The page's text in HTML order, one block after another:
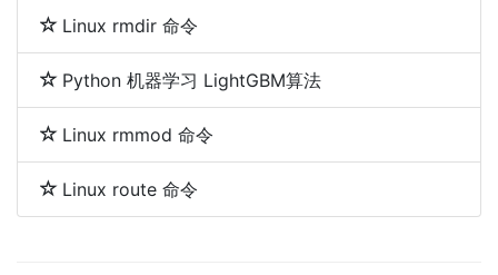
Linux rmdir 命令
Python 机器学习 LightGBM算法
Linux rmmod 命令
Linux route 命令